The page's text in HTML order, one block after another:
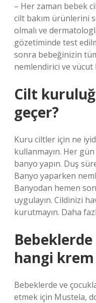
– Her zaman bebek
cilt bakım ürünlerini
olmalı ve
gözetiminde test
sonra bebeğinizin
nemlendirici ve
Cilt
geçer?
Kuru ciltler için ne
kullanmayın. Her
banyo yapın. Duş
Banyo yaparken
Banyodan hemen
uygulayın. Cildinizi
kurutmayın. Daha
hangi
Bebeklerde ve
etmek için Mustela,